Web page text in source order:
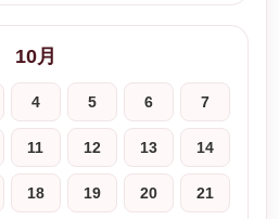
10月
4 5 6 7
11 12 13 14
18 19 20 21